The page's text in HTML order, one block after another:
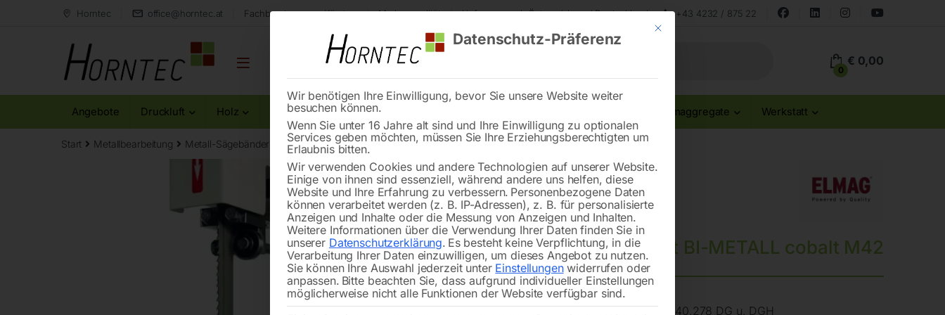
Horntec office@horntec.at Fachberatung aus Kärnten Markenqualität Lieferung nach Österreich und Deutschland +43 4232 / 875 22
0
€ 0,00
Angebote Druckluft Holz Metall Reinigung Stromaggregate Werkstatt
Start Metallbearbeitung Metall-Sägebänder Bandsägeblatt BI-METALL cobalt M42
🔍
Bandsägeblatt BI-METALL cobalt M42
3125x27x0,9 mm, 12/16 ZpZ, für Ergonomic 340.278 DG u. DGH
Mit diesem Button wird der Dialog geschlossen. Seine Funktionalität ist
Datenschutz-Präferenz
Wir benötigen Ihre Einwilligung, bevor Sie unsere Website weiter
besuchen können.
Wenn Sie unter 16 Jahre alt sind und Ihre Einwilligung zu optionalen
Services geben möchten, müssen Sie Ihre Erziehungsberechtigten um
Erlaubnis bitten.
Wir verwenden Cookies und andere Technologien auf unserer Website.
Einige von ihnen sind essenziell, während andere uns helfen, diese
Website und Ihre Erfahrung zu verbessern. Personenbezogene Daten
können verarbeitet werden (z. B. IP-Adressen), z. B. für personalisierte
Anzeigen und Inhalte oder die Messung von Anzeigen und Inhalten.
Weitere Informationen über die Verwendung Ihrer Daten finden Sie in
unserer Datenschutzerklärung. Es besteht keine Verpflichtung, in die
Verarbeitung Ihrer Daten einzuwilligen, um dieses Angebot zu nutzen.
Sie können Ihre Auswahl jederzeit unter Einstellungenwiderrufen oder
anpassen. Bitte beachten Sie, dass aufgrund individueller Einstellungen
möglicherweise nicht alle Funktionen der Website verfügbar sind.